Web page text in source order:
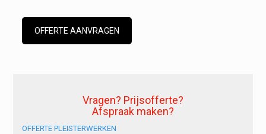
OFFERTE AANVRAGEN
Vragen? Prijsofferte?
Afspraak maken?
OFFERTE PLEISTERWERKEN